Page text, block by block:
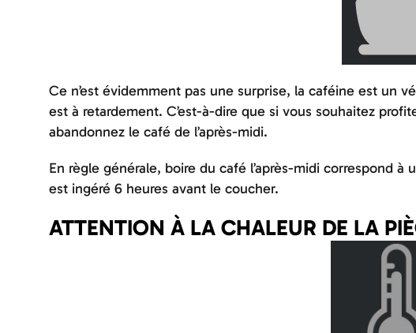
Ce n’est évidemment pas une surprise, la caféine est un
est à retardement. C’est-à-dire que si vous souhaitez
abandonnez le café de l’après-midi.
En règle générale, boire du café l’après-midi correspond
est ingéré 6 heures avant le coucher.
ATTENTION À LA CHALEUR DE LA